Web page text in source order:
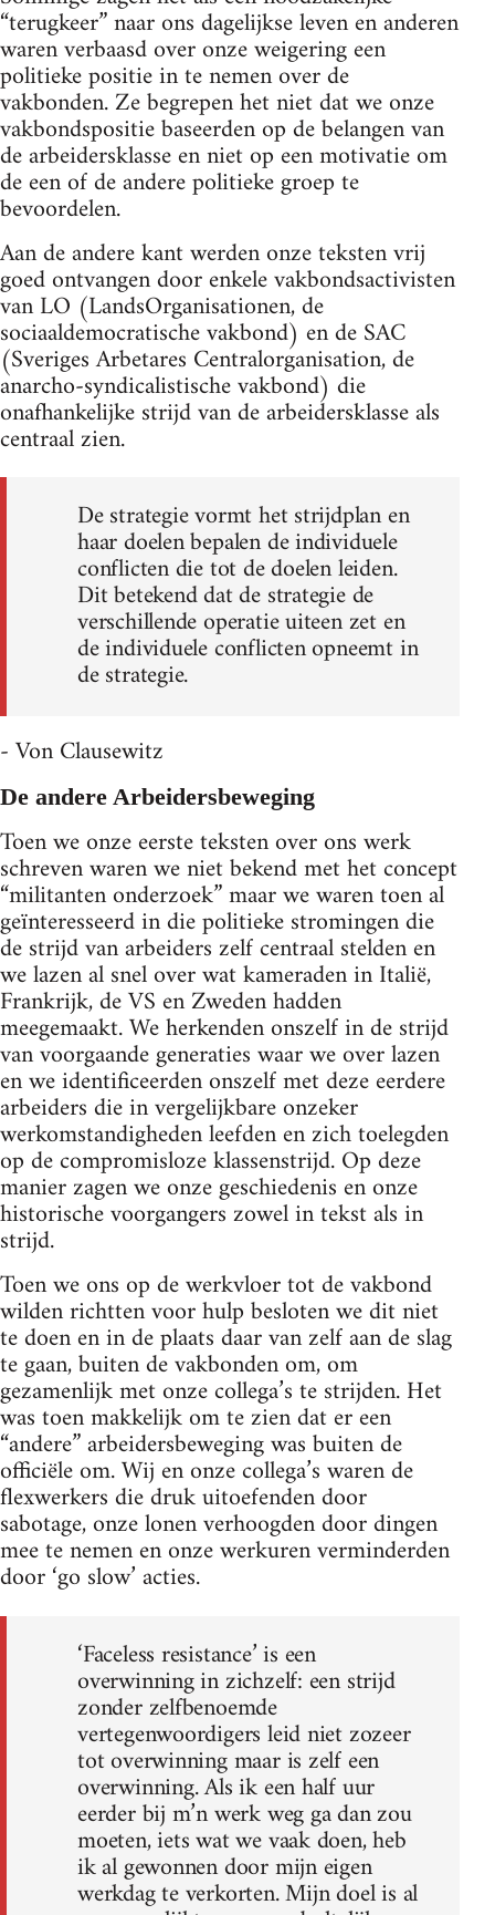
“terugkeer” naar ons dagelijkse leven en anderen
waren verbaasd over onze weigering een
politieke positie in te nemen over de
vakbonden. Ze begrepen het niet dat we onze
vakbondspositie baseerden op de belangen van
de arbeidersklasse en niet op een motivatie om
de een of de andere politieke groep te
bevoordelen.
Aan de andere kant werden onze teksten vrij
goed ontvangen door enkele vakbondsactivisten
van LO (LandsOrganisationen, de
sociaaldemocratische vakbond) en de SAC
(Sveriges Arbetares Centralorganisation, de
anarcho-syndicalistische vakbond) die
onafhankelijke strijd van de arbeidersklasse als
centraal zien.
De strategie vormt het strijdplan en
haar doelen bepalen de individuele
conflicten die tot de doelen leiden.
Dit betekend dat de strategie de
verschillende operatie uiteen zet en
de individuele conflicten opneemt in
de strategie.
- Von Clausewitz
De andere Arbeidersbeweging
Toen we onze eerste teksten over ons werk
schreven waren we niet bekend met het concept
“militanten onderzoek” maar we waren toen al
geïnteresseerd in die politieke stromingen die
de strijd van arbeiders zelf centraal stelden en
we lazen al snel over wat kameraden in Italië,
Frankrijk, de VS en Zweden hadden
meegemaakt. We herkenden onszelf in de strijd
van voorgaande generaties waar we over lazen
en we identificeerden onszelf met deze eerdere
arbeiders die in vergelijkbare onzeker
werkomstandigheden leefden en zich toelegden
op de compromisloze klassenstrijd. Op deze
manier zagen we onze geschiedenis en onze
historische voorgangers zowel in tekst als in
strijd.
Toen we ons op de werkvloer tot de vakbond
wilden richtten voor hulp besloten we dit niet
te doen en in de plaats daar van zelf aan de slag
te gaan, buiten de vakbonden om, om
gezamenlijk met onze collega’s te strijden. Het
was toen makkelijk om te zien dat er een
“andere” arbeidersbeweging was buiten de
officiële om. Wij en onze collega’s waren de
flexwerkers die druk uitoefenden door
sabotage, onze lonen verhoogden door dingen
mee te nemen en onze werkuren verminderden
door ‘go slow’ acties.
‘Faceless resistance’ is een
overwinning in zichzelf: een strijd
zonder zelfbenoemde
vertegenwoordigers leid niet zozeer
tot overwinning maar is zelf een
overwinning. Als ik een half uur
eerder bij m’n werk weg ga dan zou
moeten, iets wat we vaak doen, heb
ik al gewonnen door mijn eigen
werkdag te verkorten. Mijn doel is al